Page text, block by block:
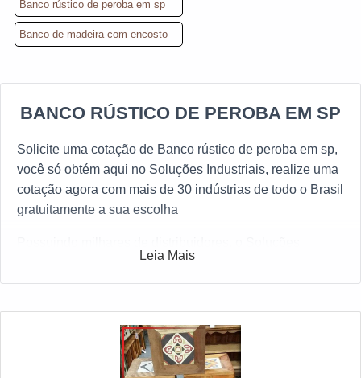
Banco rústico de peroba em sp
Banco de madeira com encosto
BANCO RÚSTICO DE PEROBA EM SP
Solicite uma cotação de Banco rústico de peroba em sp,
você só obtém aqui no Soluções Industriais, realize uma
cotação agora com mais de 30 indústrias de todo o Brasil
gratuitamente a sua escolha
Industriais é a ferramenta B2B mais interativo do setor.
Para receber um orçamento de Banco rústico de peroba
Leia Mais